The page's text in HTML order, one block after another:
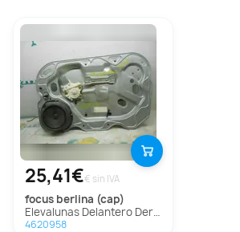
25,41€€ sin IVA
focus berlina (cap)
Elevalunas Delantero Derecho Para Ford Focus Berlina
4620958